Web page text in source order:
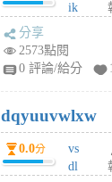
ik
tu
6
個
月
前
分享
2573點閱
0 評論/給分
dqyuuvwlxw
0.0分
vs
dl